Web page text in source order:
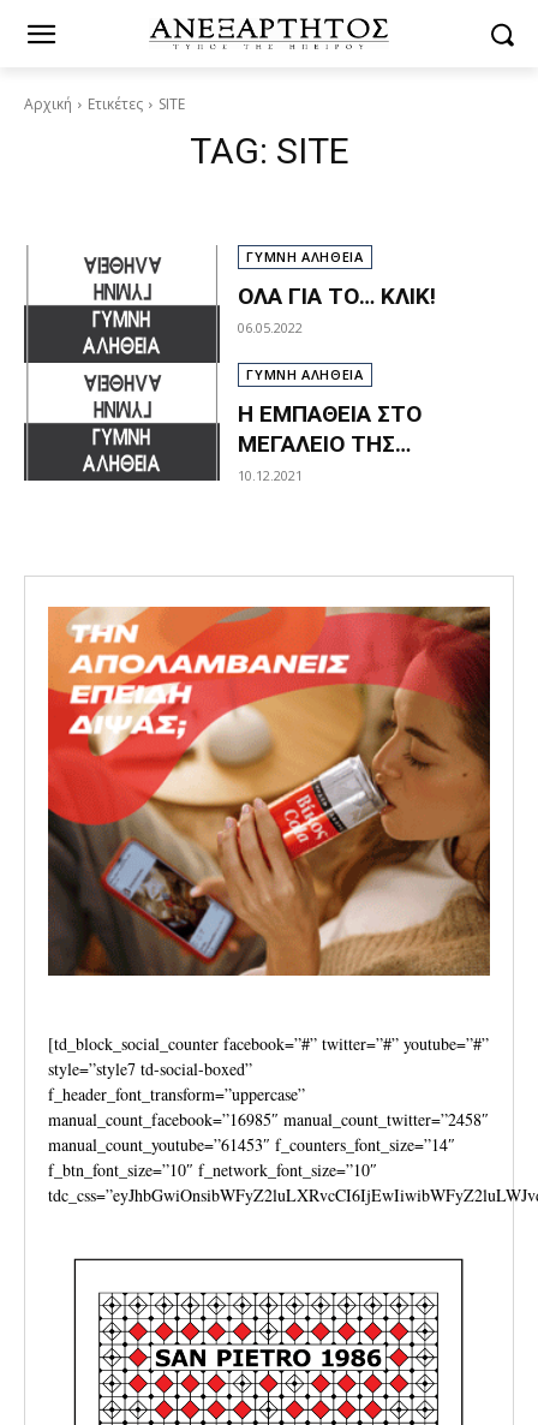
Αρχική Ετικέτες SITE
TAG: SITE
ΓΥΜΝΗ ΑΛΗΘΕΙΑ
ΟΛΑ ΓΙΑ ΤΟ… ΚΛΙΚ!
06.05.2022
ΓΥΜΝΗ ΑΛΗΘΕΙΑ
Η ΕΜΠΑΘΕΙΑ ΣΤΟ
ΜΕΓΑΛΕΙΟ ΤΗΣ…
10.12.2021
[td_block_social_counter facebook=”#” twitter=”#” youtube=”#”
style=”style7 td-social-boxed”
f_header_font_transform=”uppercase”
manual_count_facebook=”16985″ manual_count_twitter=”2458″
manual_count_youtube=”61453″ f_counters_font_size=”14″
f_btn_font_size=”10″ f_network_font_size=”10″